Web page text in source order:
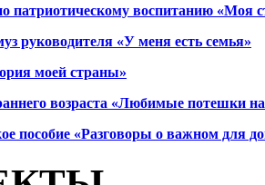
патриотическому воспитанию «Моя
руководителя «У меня есть семья»
моей страны»
возраста «Любимые потешки
пособие «Разговоры о важном для